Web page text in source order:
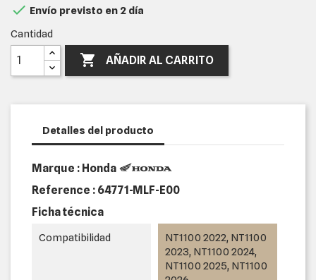
 Envío previsto en 2 día
Cantidad
 AÑADIR AL CARRITO
Detalles del producto
Marque : Honda
Reference : 64771-MLF-E00
Ficha técnica
Compatibilidad
NT1100 2022, NT1100
2023, NT1100 2024,
NT1100 2025, NT1100